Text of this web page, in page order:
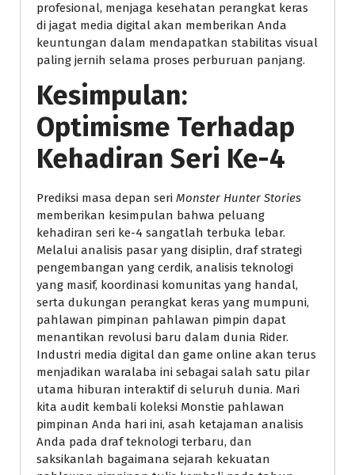
profesional, menjaga kesehatan perangkat keras
di jagat media digital akan memberikan Anda
keuntungan dalam mendapatkan stabilitas visual
paling jernih selama proses perburuan panjang.
Kesimpulan:
Optimisme Terhadap
Kehadiran Seri Ke-4
Prediksi masa depan seri Monster Hunter Stories
memberikan kesimpulan bahwa peluang
kehadiran seri ke-4 sangatlah terbuka lebar.
Melalui analisis pasar yang disiplin, draf strategi
pengembangan yang cerdik, analisis teknologi
yang masif, koordinasi komunitas yang handal,
serta dukungan perangkat keras yang mumpuni,
pahlawan pimpinan pahlawan pimpin dapat
menantikan revolusi baru dalam dunia Rider.
Industri media digital dan game online akan terus
menjadikan waralaba ini sebagai salah satu pilar
utama hiburan interaktif di seluruh dunia. Mari
kita audit kembali koleksi Monstie pahlawan
pimpinan Anda hari ini, asah ketajaman analisis
Anda pada draf teknologi terbaru, dan
saksikanlah bagaimana sejarah kekuatan